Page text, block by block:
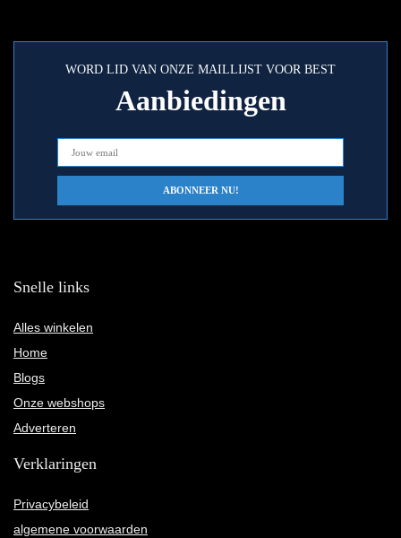
WORD LID VAN ONZE MAILLIJST VOOR BEST
Aanbiedingen
Snelle links
Alles winkelen
Home
Blogs
Onze webshops
Adverteren
Verklaringen
Privacybeleid
algemene voorwaarden